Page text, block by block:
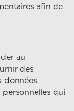
afin de
au
des
données
personnelles qui